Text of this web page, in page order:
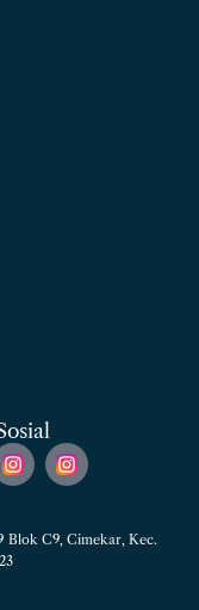
Blok C9, Cimekar, Kec.